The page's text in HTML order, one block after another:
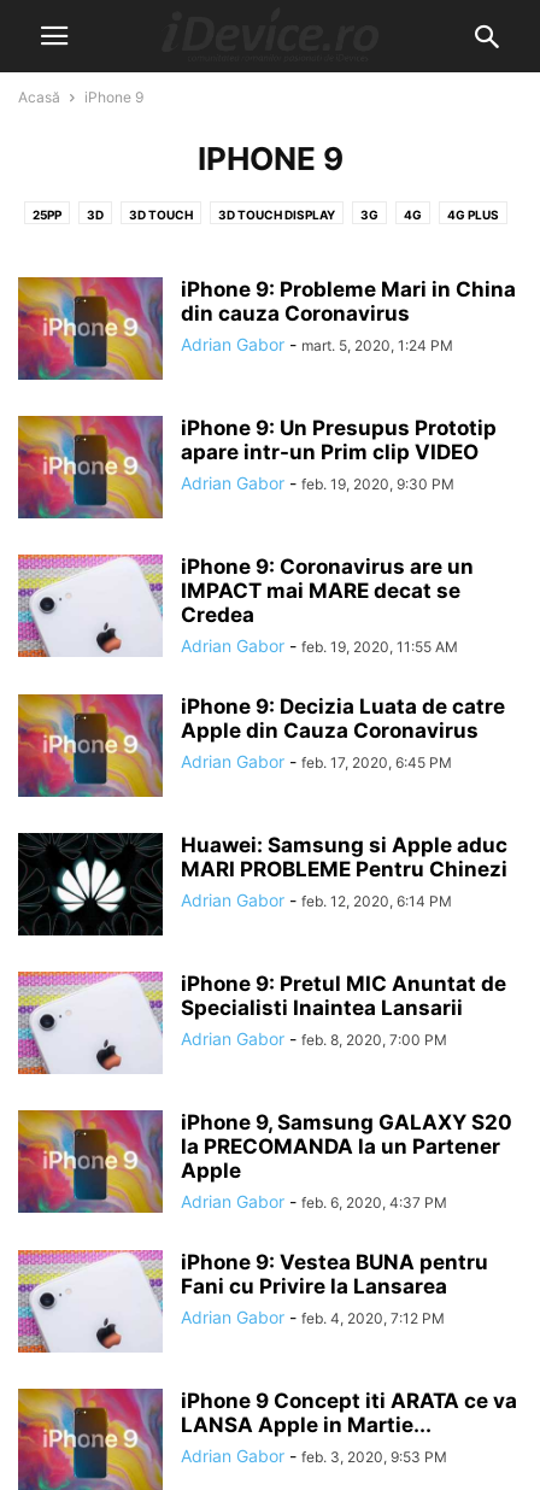
Acasă iPhone 9
IPHONE 9
25PP 3D 3D TOUCH 3D TOUCH DISPLAY 3G 4G 4G PLUS
A7X A8 A8X
ACCESORII ACTIVARE ACTIVATION LOCK ACTIVATOR
ACTUALITATE ACTUALIZARE ACTUALIZARE SOFTWARE
ADAPTARI TACTILE
ALTEX AMAZON ANDROID ANDROID WEAR ANGRY BIRDS
ANGRY BIRDS 2 ANULARE COMANDA APEL TELEFONIC
APEL VIDEO APLICATIA GRATUITA A SAPTAMANII APLICATIA SAPTAMANII
APLICATII GRATUITE IPHONE, IPAD, IOS, APP STORE
APLICATII LA PRET REDUS IPHONE, IPAD, IOS, APP STORE APLICATII PLATITE
APP SYNC IOS 8 APPLE APPLE CAMPUS 2
APPLE MAPS APPLE MUSIC APPLE NEWS APPLE PAY APPLE PENCIL
APPLE TV APPLE TV 3 APPLE TV 4 APPLE TV 5 APPLE WATCH
APPLE WATCH 2 APPSTORE
AUTONOMIE BACKGROUND APP REFRESH
BBM BEATS BEATS 1 RADIO BIGBOSS BING BITESMS
BLACK FRIDAY
iPhone 9: Probleme Mari in China
din cauza Coronavirus
Adrian Gabor - mart. 5, 2020, 1:24 PM
iPhone 9: Un Presupus Prototip
apare intr-un Prim clip VIDEO
Adrian Gabor - feb. 19, 2020, 9:30 PM
iPhone 9: Coronavirus are un
IMPACT mai MARE decat se
Credea
Adrian Gabor - feb. 19, 2020, 11:55 AM
iPhone 9: Decizia Luata de catre
Apple din Cauza Coronavirus
Adrian Gabor - feb. 17, 2020, 6:45 PM
Huawei: Samsung si Apple aduc
MARI PROBLEME Pentru Chinezi
Adrian Gabor - feb. 12, 2020, 6:14 PM
iPhone 9: Pretul MIC Anuntat de
Specialisti Inaintea Lansarii
Adrian Gabor - feb. 8, 2020, 7:00 PM
iPhone 9, Samsung GALAXY S20
la PRECOMANDA la un Partener
Apple
Adrian Gabor - feb. 6, 2020, 4:37 PM
iPhone 9: Vestea BUNA pentru
Fani cu Privire la Lansarea
Adrian Gabor - feb. 4, 2020, 7:12 PM
iPhone 9 Concept iti ARATA ce va
LANSA Apple in Martie...
Adrian Gabor - feb. 3, 2020, 9:53 PM